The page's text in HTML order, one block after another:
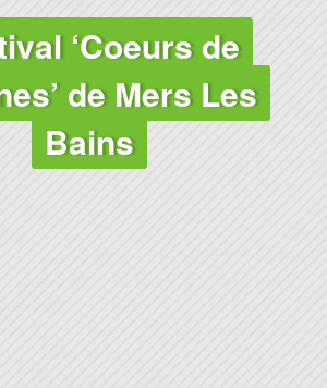
‘Coeurs de
de Mers Les
Bains